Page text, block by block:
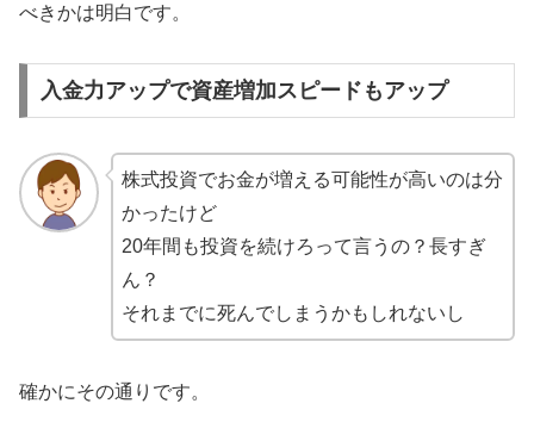
べきかは明白です。
入金力アップで資産増加スピードもアップ
株式投資でお金が増える可能性が高いのは分
かったけど
20年間も投資を続けろって言うの？長すぎ
ん？
それまでに死んでしまうかもしれないし
確かにその通りです。